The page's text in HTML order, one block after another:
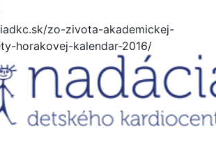
zo-zivota-akademickej-
horakovej-kalendar-2016/